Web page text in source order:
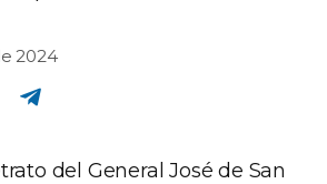
2024
del General José de San